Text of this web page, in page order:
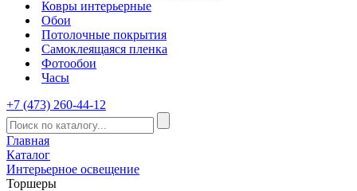
Ковры интерьерные
Обои
Потолочные покрытия
Самоклеящаяся пленка
Фотообои
Часы
+7 (473) 260-44-12
Главная
Каталог
Интерьерное освещение
Торшеры